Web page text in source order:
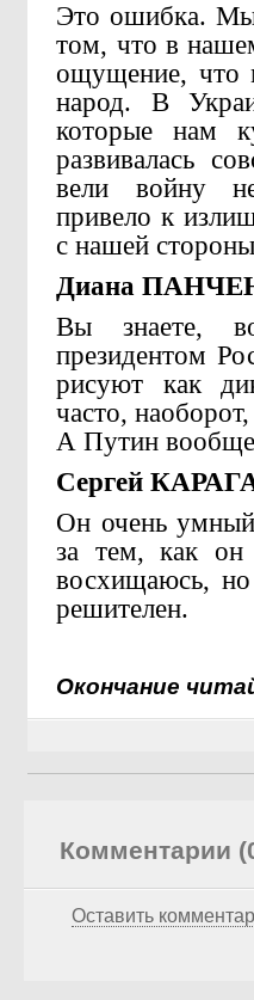
Это ошибка.
том, что в
ощущение,
народ. В
которые нам
развивалась
вели войну
привело к
с нашей
Диана
Вы знаете,
президентом
рисуют как
часто,
А Путин вообще
Сергей
Он очень
за тем, как он
восхищаюсь, но
решителен.
Окончание
Комментарии
Оставить